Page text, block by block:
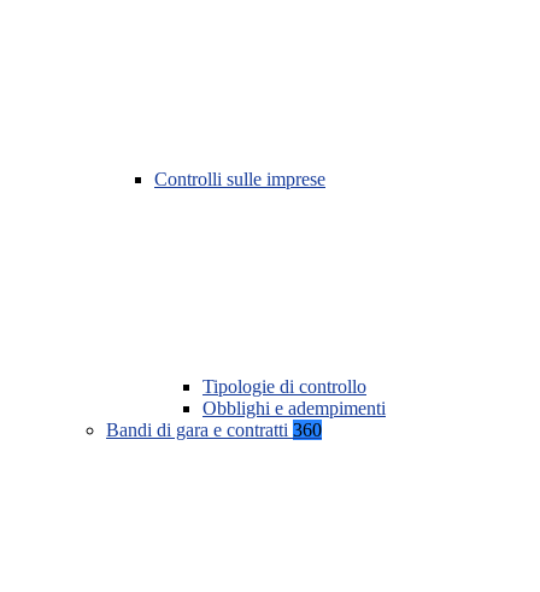
Controlli sulle imprese
Tipologie di controllo
Obblighi e adempimenti
Bandi di gara e contratti 360